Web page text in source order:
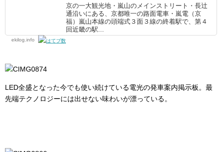
京の一大観光地・嵐山のメインストリート・長辻
通沿いにある、京都唯一の路面電車・嵐電（京
福）嵐山本線の頭端式３面３線の終着駅で、第４
回近畿の駅...
ekilog.info
LED全盛となった今でも使い続けている電光の発車案内掲示板。最
先端テクノロジーには出せない味わいが漂っている。